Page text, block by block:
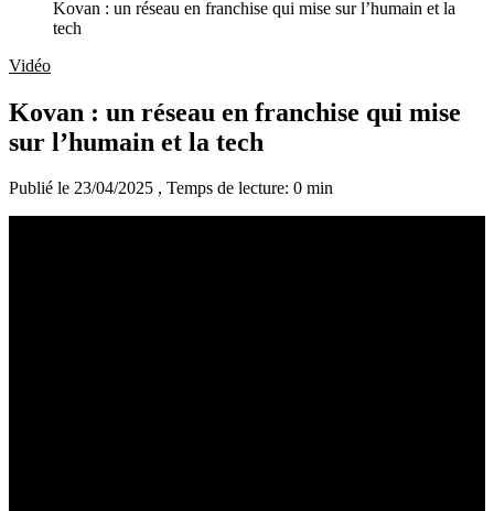
Kovan : un réseau en franchise qui mise sur l’humain et la
tech
Vidéo
Kovan : un réseau en franchise qui mise
sur l’humain et la tech
Publié le 23/04/2025 , Temps de lecture: 0 min